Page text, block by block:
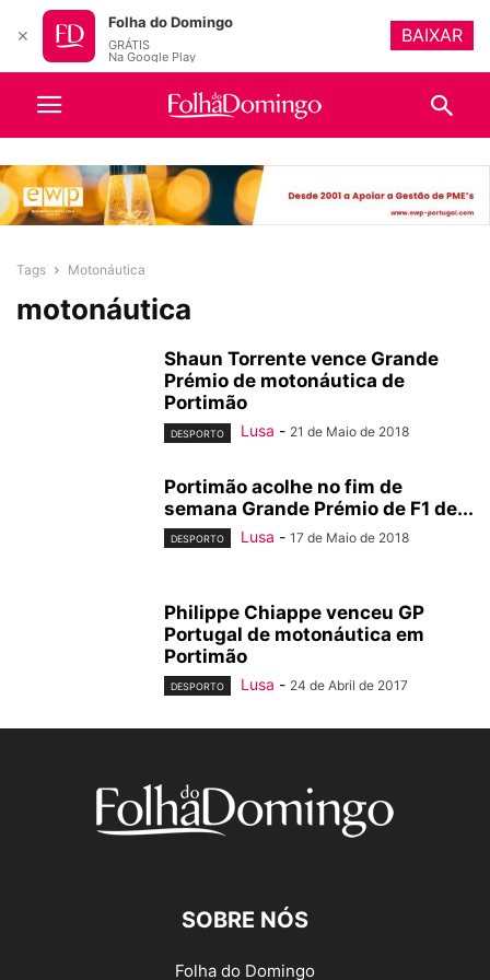
Tags Motonáutica
motonáutica
Shaun Torrente vence Grande
Prémio de motonáutica de
Portimão
DESPORTO Lusa - 21 de Maio de 2018
Portimão acolhe no fim de
semana Grande Prémio de F1 de...
DESPORTO Lusa - 17 de Maio de 2018
Philippe Chiappe venceu GP
Portugal de motonáutica em
Portimão
DESPORTO Lusa - 24 de Abril de 2017
SOBRE NÓS
Folha do Domingo
✕
Folha do Domingo
GRÁTIS
Na Google Play
BAIXAR